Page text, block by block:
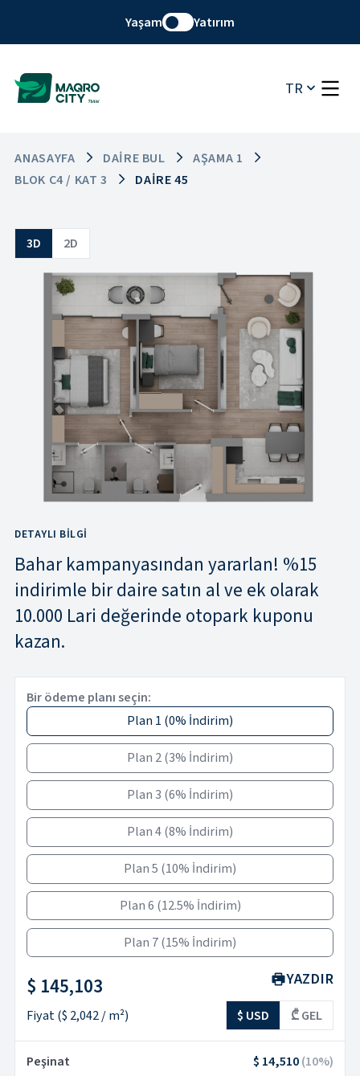
Yaşam Yatırım
TR
ANASAYFA DAIRE BUL
AŞAMA 1
BLOK C4 / KAT 3
DAIRE 45
3D 2D
DETAYLI BILGI
Bahar kampanyasından yararlan! %15
indirimle bir daire satın al ve ek olarak
10.000 Lari değerinde otopark kuponu
kazan.
Bir ödeme planı seçin:
Plan 1 (0% İndirim)
Plan 2(3% İndirim)
Plan 3 (6% İndirim)
Plan 4(8% İndirim)
Plan 5 (10% İndirim)
Plan 6 ( 12.5% İndirim)
Plan 7(15% İndirim)
$ 145,103
Fiyat($ 2,042/ m²)
YAZDIR
$ USD ₾ GEL
Peşinat $ 14,510(10%)